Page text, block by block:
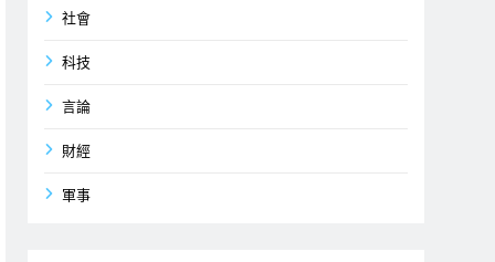
社會
科技
言論
財經
軍事